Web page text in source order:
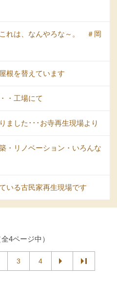
れは、なんやろな～。 ＃岡
根を替えています
・工場にて
ました･･･お寺再生現場より
・リノベーション・いろんな
いる古民家再生現場です
4ページ中）
3 4